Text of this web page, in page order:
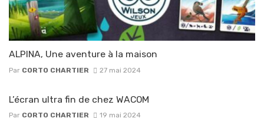
ALPINA, Une aventure à la maison
Par CORTO CHARTIER 27 mai 2024
L’écran ultra fin de chez WACOM
Par CORTO CHARTIER 19 mai 2024